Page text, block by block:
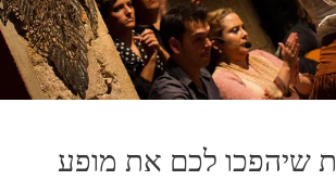
שיהפכו לכם את מופע